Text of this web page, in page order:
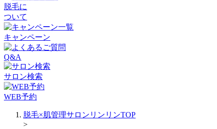
脱毛に
ついて
キャンペーン
Q&A
サロン検索
WEB予約
脱毛×肌管理サロンリンリンTOP
>